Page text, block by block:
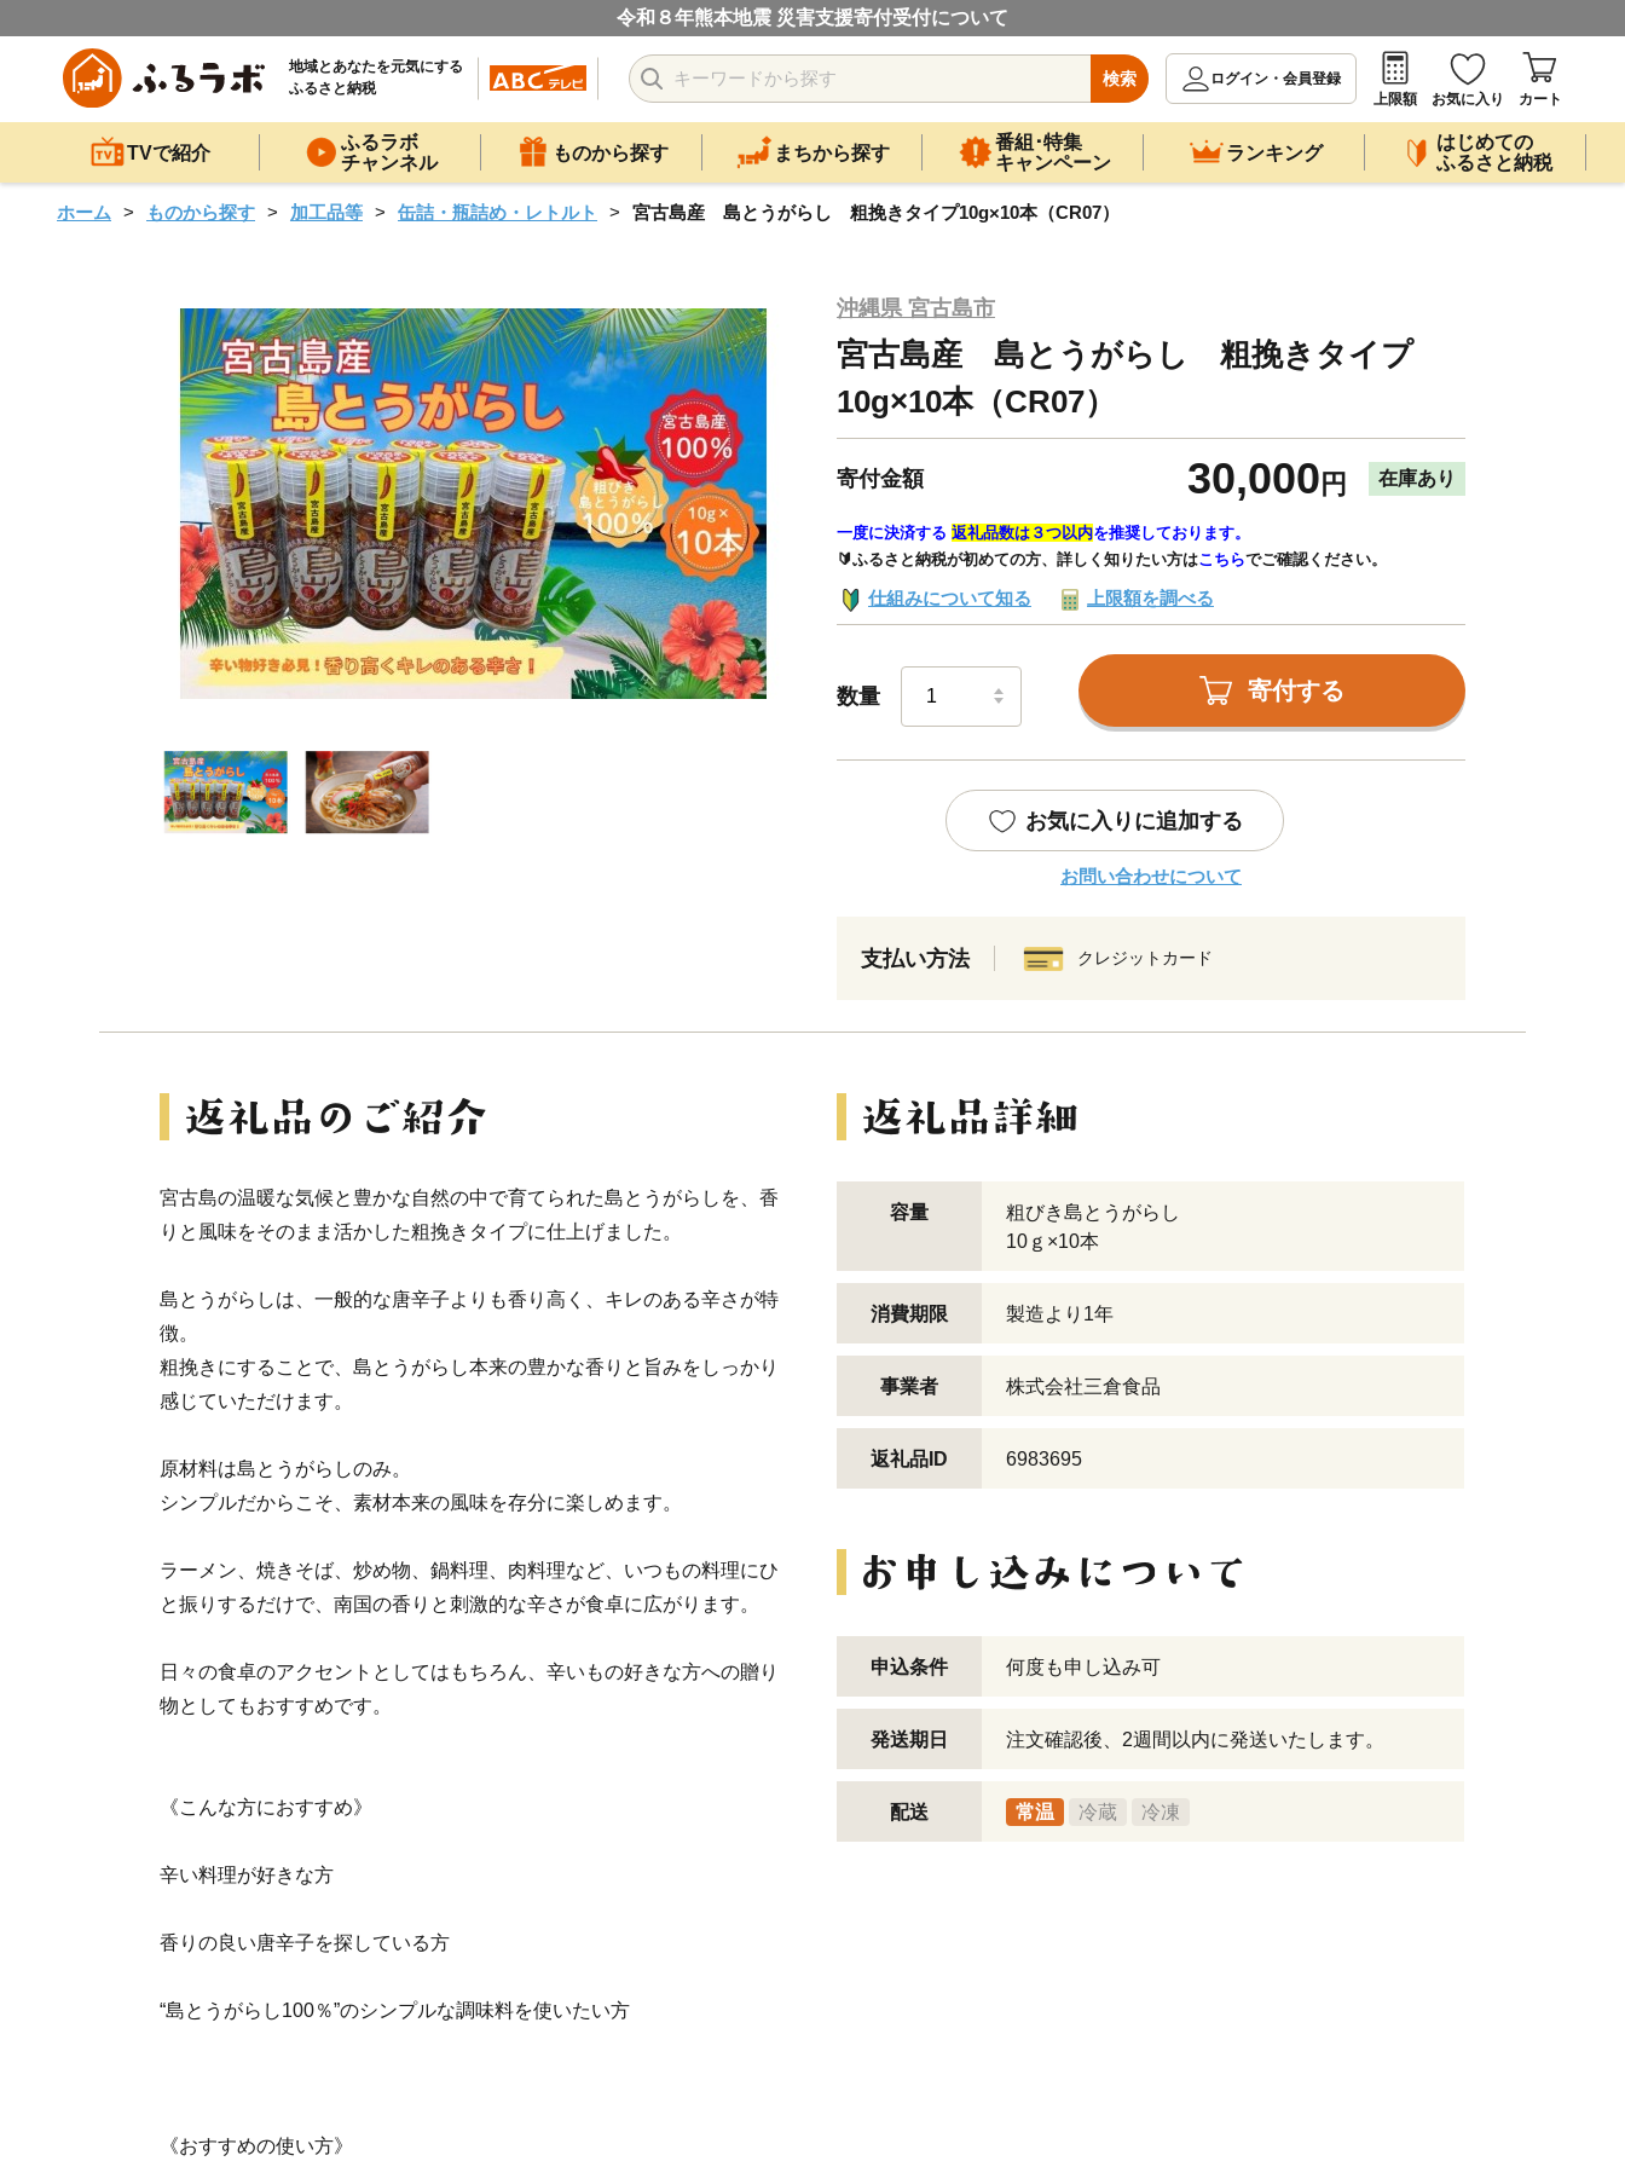
令和８年熊本地震 災害支援寄付受付について
地域とあなたを元気にする
ふるさと納税
検索
ログイン・会員登録
上限額
お気に入り カート
TVで紹介
ふるラボ
チャンネル
ものから探す まちから探す
番組･特集
キャンペーン
ランキング
はじめての
ふるさと納税
ホーム ものから探す 加工品等 缶詰・瓶詰め・レトルト 宮古島産 島とうがらし 粗挽きタイプ10g×10本（CR07）
沖縄県 宮古島市
宮古島産 島とうがらし 粗挽きタイプ
10g×10本（CR07）
寄付金額 30,000 円 在庫あり
一度に決済する 返礼品数は３つ以内を推奨しております。
🔰ふるさと納税が初めての方、詳しく知りたい方はこちらでご確認ください。
仕組みについて知る 上限額を調べる
数量 寄付する
お気に入りに追加する
お問い合わせについて
支払い方法 クレジットカード
宮古島の温暖な気候と豊かな自然の中で育てられた島とうがらしを、香
りと風味をそのまま活かした粗挽きタイプに仕上げました。
島とうがらしは、一般的な唐辛子よりも香り高く、キレのある辛さが特
徴。
粗挽きにすることで、島とうがらし本来の豊かな香りと旨みをしっかり
感じていただけます。
原材料は島とうがらしのみ。
シンプルだからこそ、素材本来の風味を存分に楽しめます。
ラーメン、焼きそば、炒め物、鍋料理、肉料理など、いつもの料理にひ
と振りするだけで、南国の香りと刺激的な辛さが食卓に広がります。
日々の食卓のアクセントとしてはもちろん、辛いもの好きな方への贈り
物としてもおすすめです。
《こんな方におすすめ》
辛い料理が好きな方
香りの良い唐辛子を探している方
“島とうがらし100％”のシンプルな調味料を使いたい方
《おすすめの使い方》
容量
粗びき島とうがらし
10ｇ×10本
消費期限 製造より1年
事業者 株式会社三倉食品
返礼品ID 6983695
申込条件 何度も申し込み可
発送期日 注文確認後、2週間以内に発送いたします。
配送 常温 冷蔵 冷凍